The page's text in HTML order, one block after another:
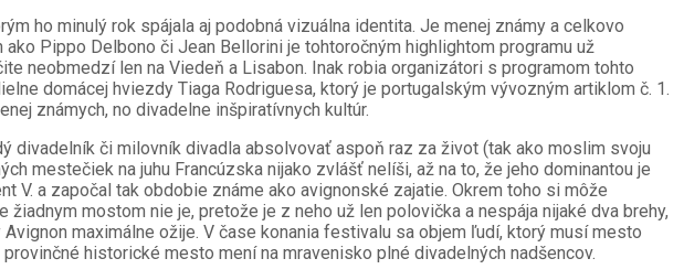
ho minulý rok spájala aj podobná vizuálna identita. Je menej známy a celkovo
Pippo Delbono či Jean Bellorini je tohtoročným highlightom programu už
neobmedzí len na Viedeň a Lisabon. Inak robia organizátori s programom tohto
domácej hviezdy Tiaga Rodriguesa, ktorý je portugalským vývozným artiklom č. 1.
známych, no divadelne inšpiratívnych kultúr.
divadelník či milovník divadla absolvovať aspoň raz za život (tak ako moslim svoju
mestečiek na juhu Francúzska nijako zvlášť nelíši, až na to, že jeho dominantou je
a započal tak obdobie známe ako avignonské zajatie. Okrem toho si môže
mostom nie je, pretože je z neho už len polovička a nespája nijaké dva brehy,
maximálne ožije. V čase konania festivalu sa objem ľudí, ktorý musí mesto
historické mesto mení na mravenisko plné divadelných nadšencov.